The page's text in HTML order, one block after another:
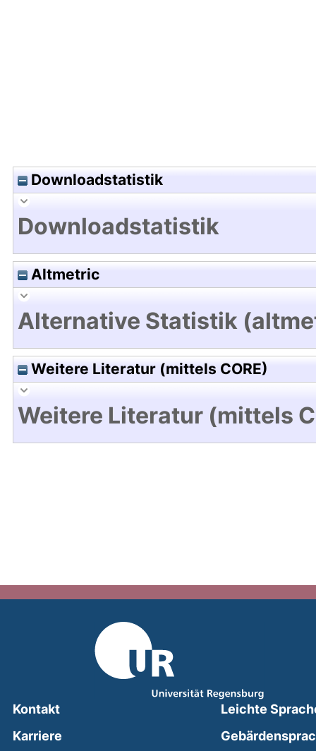
Downloadstatistik
Downloadstatistik
Altmetric
Alternative Statistik
Weitere Literatur (mittels CORE)
Weitere Literatur (mittels
Kontakt
Karriere
Leichte